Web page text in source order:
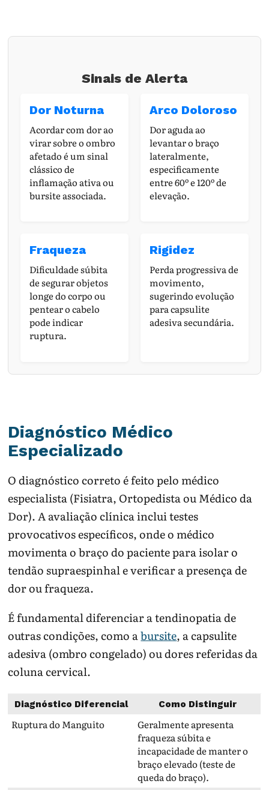
Sinais de Alerta
Dor Noturna
Acordar com dor ao
virar sobre o ombro
afetado é um sinal
clássico de
inflamação ativa ou
bursite associada.
Arco Doloroso
Dor aguda ao
levantar o braço
lateralmente,
especificamente
entre 60º e 120º de
elevação.
Fraqueza
Dificuldade súbita
de segurar objetos
longe do corpo ou
pentear o cabelo
pode indicar
ruptura.
Rigidez
Perda progressiva de
movimento,
sugerindo evolução
para capsulite
adesiva secundária.
Diagnóstico Médico
Especializado
O diagnóstico correto é feito pelo médico
especialista (Fisiatra, Ortopedista ou Médico da
Dor). A avaliação clínica inclui testes
provocativos específicos, onde o médico
movimenta o braço do paciente para isolar o
tendão supraespinhal e verificar a presença de
dor ou fraqueza.
É fundamental diferenciar a tendinopatia de
outras condições, como abursite, a capsulite
adesiva (ombro congelado) ou dores referidas da
coluna cervical.
Diagnóstico Diferencial Como Distinguir
Ruptura do Manguito
Geralmente apresenta
fraqueza súbita e
incapacidade de manter o
braço elevado (teste de
queda do braço).